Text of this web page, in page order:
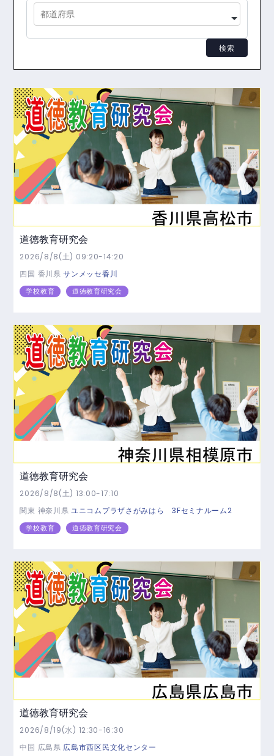
都道府県
検索
道徳教育研究会
2026/8/8(土) 09:20-14:20
四国 香川県サンメッセ香川
学校教育 道徳教育研究会
道徳教育研究会
2026/8/8(土) 13:00-17:10
関東 神奈川県ユニコムプラザさがみはら 3Fセミナルーム2
学校教育 道徳教育研究会
道徳教育研究会
2026/8/19(水) 12:30-16:30
中国 広島県 広島市西区民文化センター